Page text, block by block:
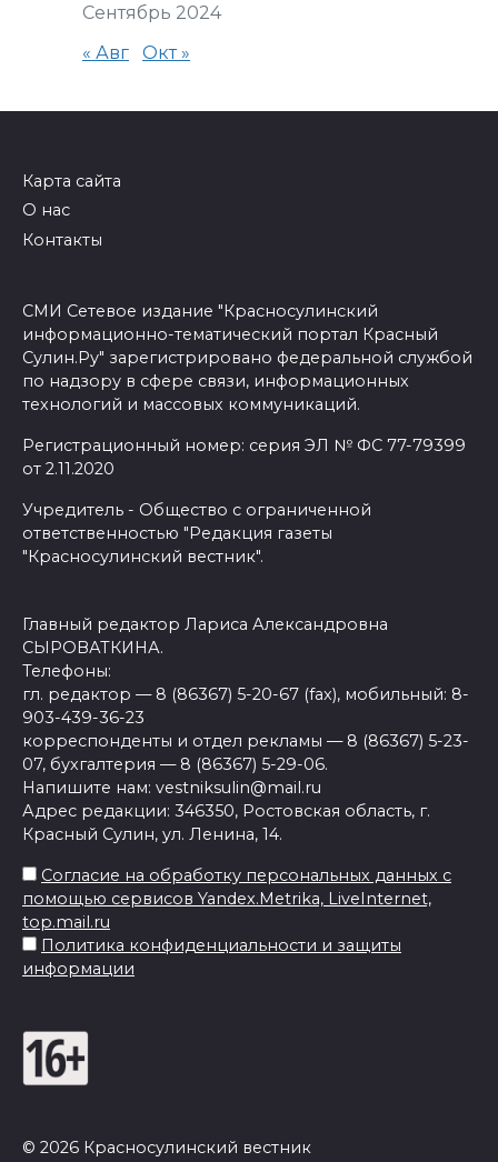
Сентябрь 2024
« Авг Окт »
Карта сайта
О нас
Контакты
СМИ Сетевое издание "Красносулинский
информационно-тематический портал Красный
Сулин.Ру" зарегистрировано федеральной службой
по надзору в сфере связи, информационных
технологий и массовых коммуникаций.
Регистрационный номер: серия ЭЛ № ФС 77-79399
от 2.11.2020
Учредитель - Общество с ограниченной
ответственностью "Редакция газеты
"Красносулинский вестник".
Главный редактор Лариса Александровна
СЫРОВАТКИНА.
Телефоны:
гл. редактор — 8 (86367) 5-20-67 (fax), мобильный: 8-
903-439-36-23
корреспонденты и отдел рекламы — 8 (86367) 5-23-
07, бухгалтерия — 8 (86367) 5-29-06.
Напишите нам: vestniksulin@mail.ru
Адрес редакции: 346350, Ростовская область, г.
Красный Сулин, ул. Ленина, 14.
Согласие на обработку персональных данных с
помощью сервисов Yandex.Metrika, LiveInternet,
top.mail.ru
Политика конфиденциальности и защиты
информации
© 2026 Красносулинский вестник